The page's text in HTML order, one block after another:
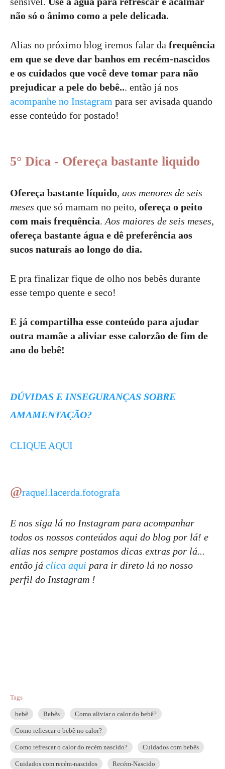
não só o ânimo como a pele delicada.
Alias no próximo blog iremos falar da frequência
em que se deve dar banhos em recém-nascidos
e os cuidados que você deve tomar para não
prejudicar a pele do bebê... então já nos
acompanhe no Instagram para ser avisada quando
esse conteúdo for postado!
5° Dica - Ofereça bastante liquido
Ofereça bastante líquido, aos menores de seis
meses que só mamam no peito, ofereça o peito
com mais frequência. Aos maiores de seis meses,
ofereça bastante água e dê preferência aos
sucos naturais ao longo do dia.
E pra finalizar fique de olho nos bebês durante
esse tempo quente e seco!
E já compartilha esse conteúdo para ajudar
outra mamãe a aliviar esse calorzão de fim de
ano do bebê!
DÚVIDAS E INSEGURANÇAS SOBRE
AMAMENTAÇÃO?
CLIQUE AQUI
@raquel.lacerda.fotografa
E nos siga lá no Instagram para acompanhar
todos os nossos conteúdos aqui do blog por lá! e
alias nos sempre postamos dicas extras por lá...
então já clica aqui para ir direto lá no nosso
perfil do Instagram !
Tags
bebê Bebês Como aliviar o calor do bebê?
Como refrescar o bebê no calor?
Como refrescar o calor do recém nascido? Cuidados com bebês
Cuidados com recém-nascidos Recém-Nascido